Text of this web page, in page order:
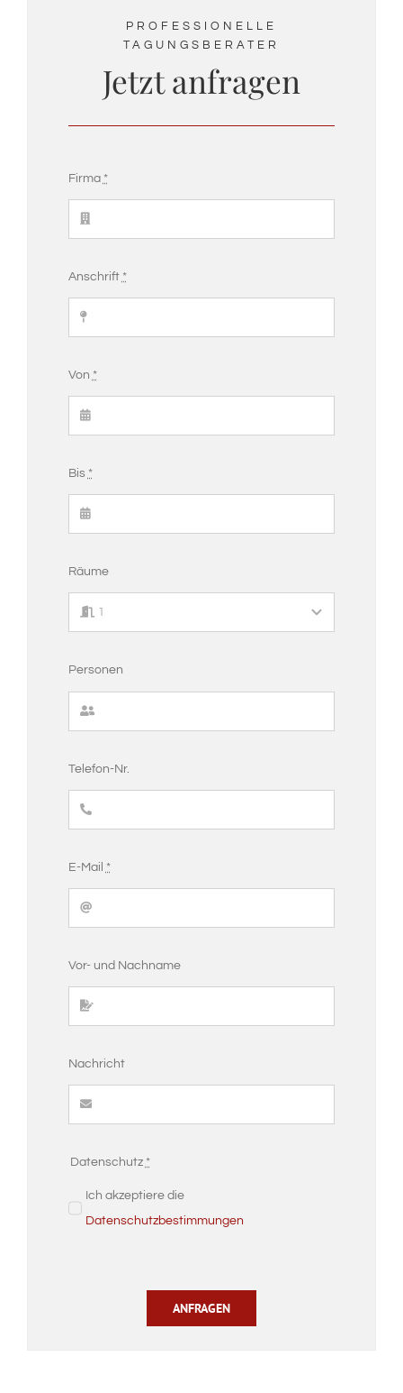
PROFESSIONELLE
TAGUNGSBERATER
Jetzt anfragen
Firma *
Anschrift *
Von *
Bis *
Räume
Personen
Telefon-Nr.
E-Mail *
Vor- und Nachname
Nachricht
Datenschutz *
Ich akzeptiere die
Datenschutzbestimmungen
ANFRAGEN